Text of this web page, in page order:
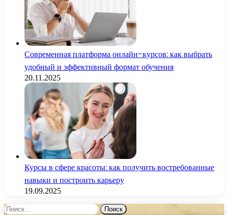
Современная платформа онлайн-курсов: как выбрать
удобный и эффективный формат обучения
20.11.2025
Курсы в сфере красоты: как получить востребованные
навыки и построить карьеру
19.09.2025
Найти: